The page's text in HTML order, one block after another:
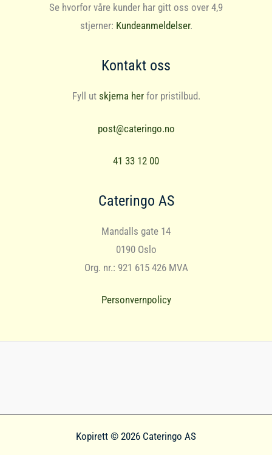
Se hvorfor våre kunder har gitt oss over 4,9
stjerner: Kundeanmeldelser.
Kontakt oss
Fyll ut skjema herfor pristilbud.
post@cateringo.no
41 33 12 00
Cateringo AS
Mandalls gate 14
0190 Oslo
Org. nr.: 921 615 426 MVA
Personvernpolicy
Kopirett © 2026 Cateringo AS